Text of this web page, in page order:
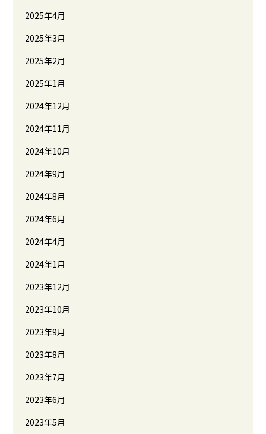
2025年4月
2025年3月
2025年2月
2025年1月
2024年12月
2024年11月
2024年10月
2024年9月
2024年8月
2024年6月
2024年4月
2024年1月
2023年12月
2023年10月
2023年9月
2023年8月
2023年7月
2023年6月
2023年5月